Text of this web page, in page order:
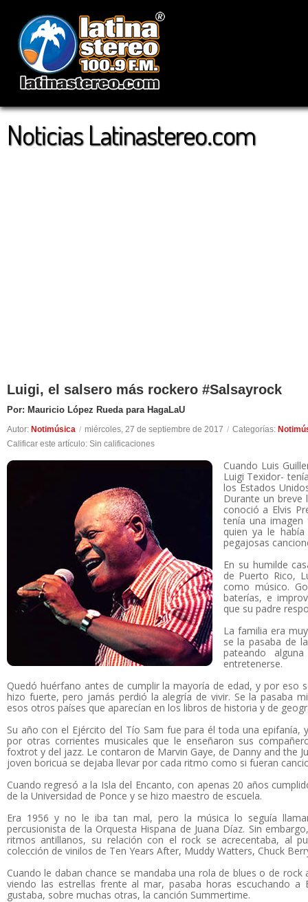
Noticias Latinastereo.com
Luigi, el salsero más rockero #Salsayrock
Por: Mauricio López Rueda para HagaLaU
Autor: Notimúsica / miércoles, 27 de septiembre de 2017 / Categorías:
Calificar este artículo: Sin calificaciones
Cuando Luis
Luigi Texidor-
los Estados
Durante un breve
conoció a Elvis
tenía una imagen
quien ya le
pegajosas
En su humilde
de Puerto Rico,
como músico.
baterías, e
que su padre
La familia era
se la pasaba de
pateando
entretenerse.
Quedó huérfano antes de cumplir la mayoría de edad, y por eso
hizo fuerte, pero jamás perdió la alegría de vivir. Se la pasaba
esos otros países que aparecían en los libros de historia y de
Su año con el Ejército del Tío Sam fue para él toda una epifanía,
por otras corrientes musicales que le enseñaron sus
foxtrot y del jazz. Le contaron de Marvin Gaye, de Danny and the
joven boricua se dejaba llevar por cada ritmo como si fueran
Cuando regresó a la Isla del Encanto, con apenas 20 años
de la Universidad de Ponce y se hizo maestro de escuela.
Era 1956 y no le iba tan mal, pero la música lo seguía
percusionista de la Orquesta Hispana de Juana Díaz. Sin
ritmos antillanos, su relación con el rock se acrecentaba, al
colección de vinilos de Ten Years After, Muddy Watters, Chuck
Cuando le daban chance se mandaba una rola de blues o de
viendo las estrellas frente al mar, pasaba horas escuchando a
gustaba, sobre muchas otras, la canción Summertime.